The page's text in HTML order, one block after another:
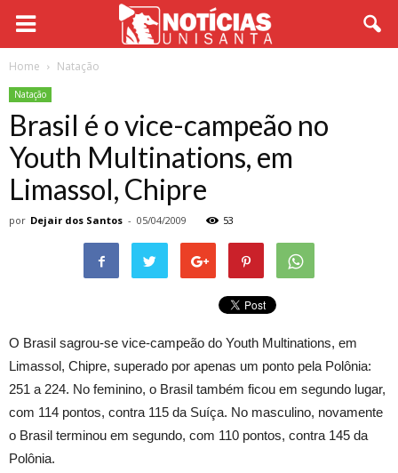
Home Natação
Natação
Brasil é o vice-campeão no
Youth Multinations, em
Limassol, Chipre
por Dejair dos Santos - 05/04/2009 53
O Brasil sagrou-se vice-campeão do Youth Multinations, em
Limassol, Chipre, superado por apenas um ponto pela Polônia:
251 a 224. No feminino, o Brasil também ficou em segundo lugar,
com 114 pontos, contra 115 da Suíça. No masculino, novamente
o Brasil terminou em segundo, com 110 pontos, contra 145 da
Polônia.